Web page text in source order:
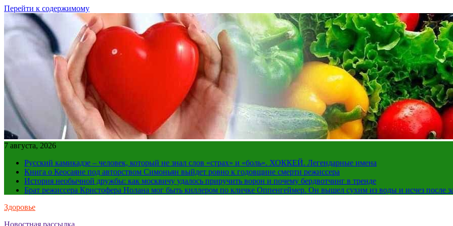
Перейти к содержимому
7 августа, 2026
Русский камикадзе – человек, который не знал слов «страх» и «боль». ХОККЕЙ. Легендарные имена
Книга о Кеосаяне под авторством Симоньян выйдет ровно к годовщине смерти режиссера
История необычной дружбы: как москвичу удалось приручить ворон и почему бердвотчинг в тренде
Брат режиссера Кристофера Нолана мог быть киллером по кличке Оппенгеймер. Он вышел сухим из воды и исчез после
Здоровье
Новостная рассылка